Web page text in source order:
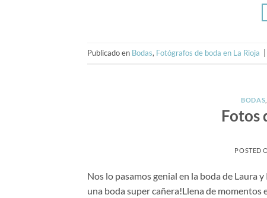
Publicado en Bodas, Fotógrafos de boda en La Rioja
BODAS
Fotos
POSTED
Nos lo pasamos genial en la boda de Laura
una boda super cañera!Llena de